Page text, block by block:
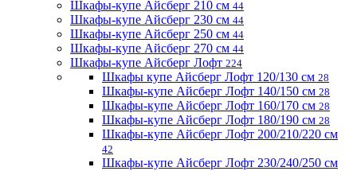
Шкафы-купе Айсберг 210 см 44
Шкафы-купе Айсберг 230 см 44
Шкафы-купе Айсберг 250 см 44
Шкафы-купе Айсберг 270 см 44
Шкафы-купе Айсберг Лофт 224
Шкафы купе Айсберг Лофт 120/130 см 28
Шкафы-купе Айсберг Лофт 140/150 см 28
Шкафы-купе Айсберг Лофт 160/170 см 28
Шкафы-купе Айсберг Лофт 180/190 см 28
Шкафы-купе Айсберг Лофт 200/210/220 см
42
Шкафы-купе Айсберг Лофт 230/240/250 см